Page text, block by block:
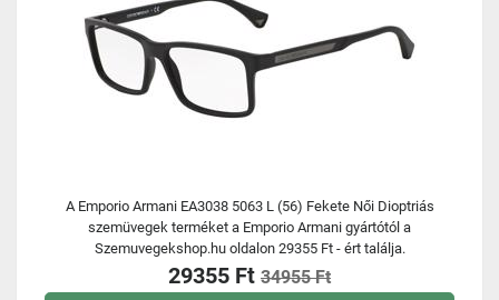
A Emporio Armani EA3038 5063 L (56) Fekete Női Dioptriás
szemüvegek terméket a Emporio Armani gyártótól a
Szemuvegekshop.hu oldalon 29355 Ft - ért találja.
29355 Ft 34955 Ft